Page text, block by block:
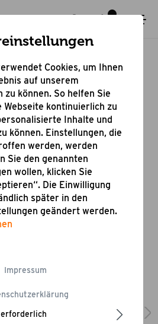
Cookies, um Ihnen
auf unserem
zu können. So helfen Sie
Webseite kontinuierlich zu
Inhalte und
können. Einstellungen, die
werden, werden
Sie den genannten
wollen, klicken Sie
Die Einwilligung
später in den
geändert werden.
Impressum
erforderlich